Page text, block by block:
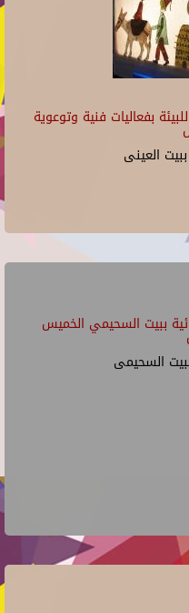
بفعاليات فنية وتوعوية
العينى
ببيت السحيمي الخميس
السحيمى